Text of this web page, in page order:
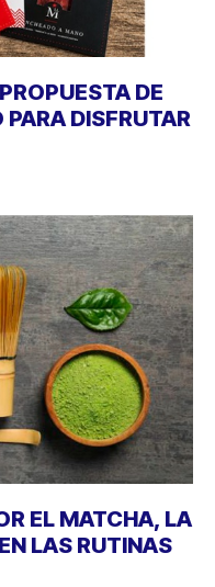
DE
DISFRUTAR
EL MATCHA, LA
LAS RUTINAS